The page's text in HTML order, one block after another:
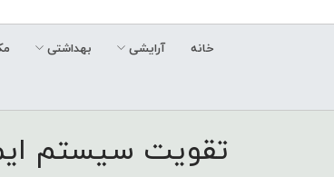
خانه آرایشی بهداشتی
تقویت سیستم